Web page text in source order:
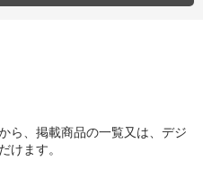
ら、掲載商品の一覧又は、デジ
けます。